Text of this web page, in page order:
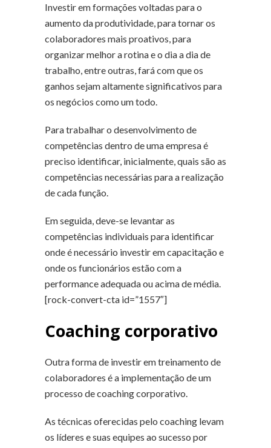
Investir em formações voltadas para o
aumento da produtividade, para tornar os
colaboradores mais proativos, para
organizar melhor a rotina e o dia a dia de
trabalho, entre outras, fará com que os
ganhos sejam altamente significativos para
os negócios como um todo.
Para trabalhar o desenvolvimento de
competências dentro de uma empresa é
preciso identificar, inicialmente, quais são as
competências necessárias para a realização
de cada função.
Em seguida, deve-se levantar as
competências individuais para identificar
onde é necessário investir em capacitação e
onde os funcionários estão com a
performance adequada ou acima de média.
[rock-convert-cta id=”1557″]
Coaching corporativo
Outra forma de investir em treinamento de
colaboradores é a implementação de um
processo de coaching corporativo.
As técnicas oferecidas pelo coaching levam
os líderes e suas equipes ao sucesso por